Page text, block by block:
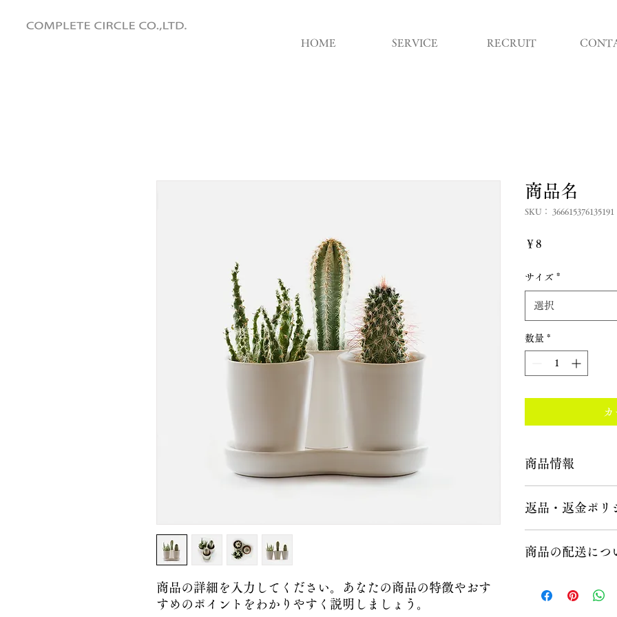
HOME SERVICE RECRUIT
商品の詳細を入力してください。あなたの商品の特徴やおす
すめのポイントをわかりやすく説明しましょう。
商品名
SKU： 366615376135191
￥8
サイズ *
選択
数量 *
商品情報
明に加え、商品の特
返品・返金ポリ
だけなかった場合の
商品の配送につ
する情報を入力し